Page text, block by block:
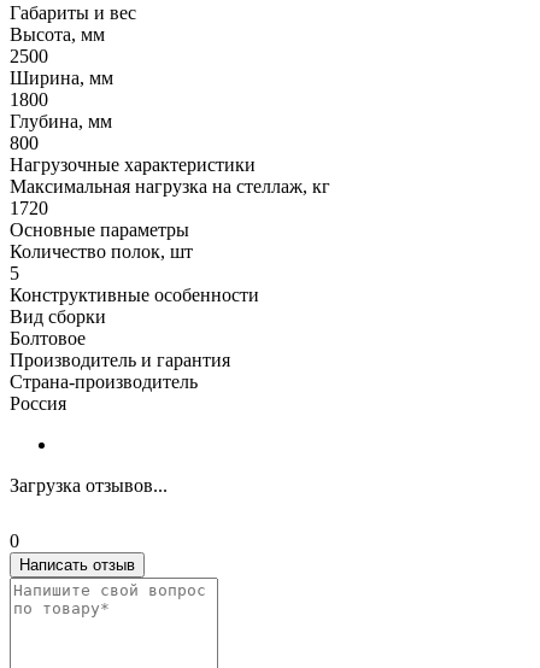
Габариты и вес
Высота, мм
2500
Ширина, мм
1800
Глубина, мм
800
Нагрузочные характеристики
Максимальная нагрузка на стеллаж, кг
1720
Основные параметры
Количество полок, шт
5
Конструктивные особенности
Вид сборки
Болтовое
Производитель и гарантия
Страна-производитель
Россия
Загрузка отзывов...
0
Написать отзыв